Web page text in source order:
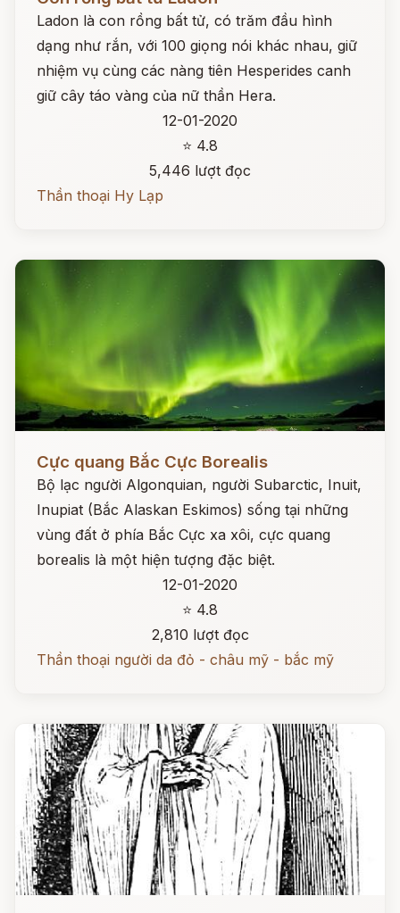
Ladon là con rồng bất tử, có trăm đầu hình
dạng như rắn, với 100 giọng nói khác nhau, giữ
nhiệm vụ cùng các nàng tiên Hesperides canh
giữ cây táo vàng của nữ thần Hera.
12-01-2020
⭐ 4.8
5,446 lượt đọc
Thần thoại Hy Lạp
Cực quang Bắc Cực Borealis
Bộ lạc người Algonquian, người Subarctic, Inuit,
Inupiat (Bắc Alaskan Eskimos) sống tại những
vùng đất ở phía Bắc Cực xa xôi, cực quang
borealis là một hiện tượng đặc biệt.
12-01-2020
⭐ 4.8
2,810 lượt đọc
Thần thoại người da đỏ - châu mỹ - bắc mỹ